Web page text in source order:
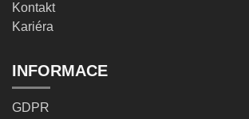
Kontakt
Kariéra
INFORMACE
GDPR